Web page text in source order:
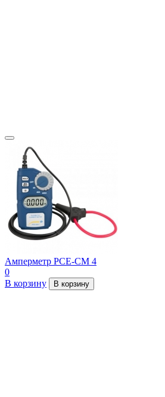
Амперметр PCE-CM 4
0
В корзину
В корзину